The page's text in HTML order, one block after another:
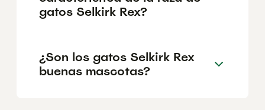
gatos Selkirk Rex?
¿Son los gatos Selkirk Rex
buenas mascotas?